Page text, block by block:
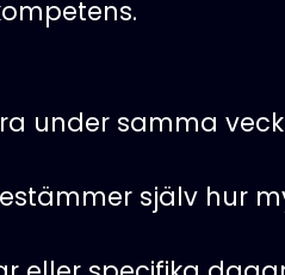
under samma
själv hur